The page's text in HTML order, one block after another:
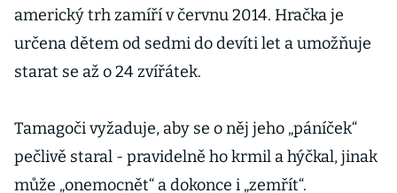
americký trh zamíří v červnu 2014. Hračka je
určena dětem od sedmi do devíti let a umožňuje
starat se až o 24 zvířátek.
Tamagoči vyžaduje, aby se o něj jeho „páníček“
pečlivě staral - pravidelně ho krmil a hýčkal, jinak
může „onemocnět“ a dokonce i „zemřít“.